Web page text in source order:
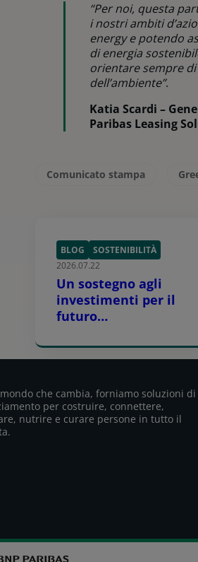
“Per noi, questa
i nostri ambiti
energy e potendo
di energia
orientare sempre
dell’ambiente”.
Katia Scardi –
Paribas Leasing
Comunicato stampa
BLOG
SOSTENIBILITÀ
2026.07.22
Un sostegno agli
investimenti per il
futuro
europea, in
collaborazione con la
Investimenti
che cambia, forniamo soluzioni di
per costruire, connettere,
nutrire e curare persone in tutto il